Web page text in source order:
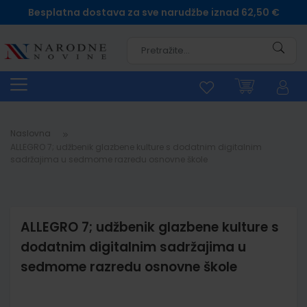
Besplatna dostava za sve narudžbe iznad 62,50 €
Naslovna
ALLEGRO 7; udžbenik glazbene kulture s
dodatnim digitalnim sadržajima u
sedmome razredu osnovne škole